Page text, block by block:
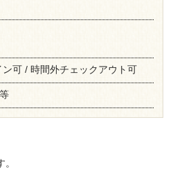
可 / 時間外チェックアウト可